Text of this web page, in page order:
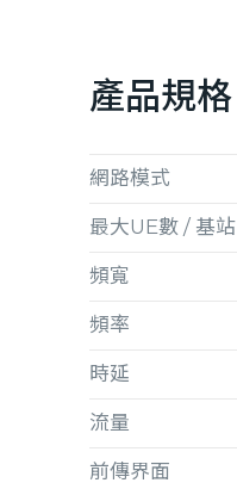
產品規格
網路模式
最大UE數 / 基站
頻寬
頻率
時延
流量
前傳界面